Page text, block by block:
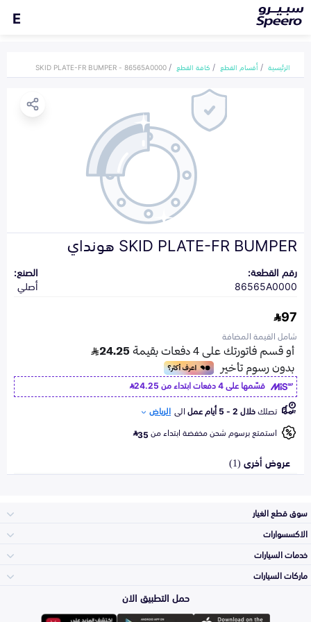
E
الرئيسية أقسام القطع كافة القطع SKID PLATE-FR BUMPER - 86565A0000
SKID PLATE-FR BUMPER هونداي
رقم القطعة:
86565A0000
الصنع:
أصلي
97
شامل القيمة المضافة
قسّمها على 4 دفعات ابتداء من
24.25
تصلكخلال 2 - 5 أيام عمل الى الرياض
استمتع برسوم شحن مخفضة ابتداء من35
عروض أخرى (1)
سوق قطع الغيار
المكائن، القيرات
وملحقاتها
الاكسسوارات
خدمات السيارات
الأكثر مبيعاً
ماركات السيارات
تويوتا
حمل التطبيق الان